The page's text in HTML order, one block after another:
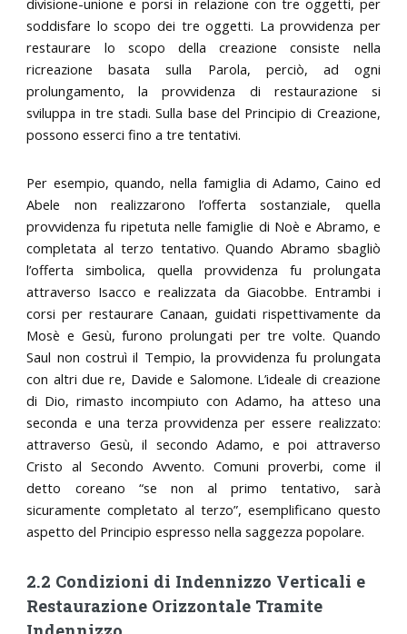
divisione-unione e porsi in relazione con tre oggetti, per
soddisfare lo scopo dei tre oggetti. La provvidenza per
restaurare lo scopo della creazione consiste nella
ricreazione basata sulla Parola, perciò, ad ogni
prolungamento, la provvidenza di restaurazione si
sviluppa in tre stadi. Sulla base del Principio di Creazione,
possono esserci fino a tre tentativi.
Per esempio, quando, nella famiglia di Adamo, Caino ed
Abele non realizzarono l’offerta sostanziale, quella
provvidenza fu ripetuta nelle famiglie di Noè e Abramo, e
completata al terzo tentativo. Quando Abramo sbagliò
l’offerta simbolica, quella provvidenza fu prolungata
attraverso Isacco e realizzata da Giacobbe. Entrambi i
corsi per restaurare Canaan, guidati rispettivamente da
Mosè e Gesù, furono prolungati per tre volte. Quando
Saul non costruì il Tempio, la provvidenza fu prolungata
con altri due re, Davide e Salomone. L’ideale di creazione
di Dio, rimasto incompiuto con Adamo, ha atteso una
seconda e una terza provvidenza per essere realizzato:
attraverso Gesù, il secondo Adamo, e poi attraverso
Cristo al Secondo Avvento. Comuni proverbi, come il
detto coreano “se non al primo tentativo, sarà
sicuramente completato al terzo”, esemplificano questo
aspetto del Principio espresso nella saggezza popolare.
2.2 Condizioni di Indennizzo Verticali e
Restaurazione Orizzontale Tramite